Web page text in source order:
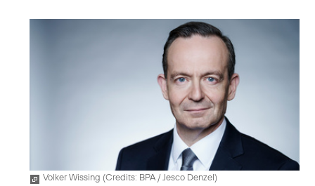
Volker Wissing (Credits: BPA / Jesco Denzel)